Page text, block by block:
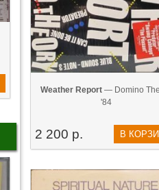
Weather Report— Domino
'84
2 200 р. В